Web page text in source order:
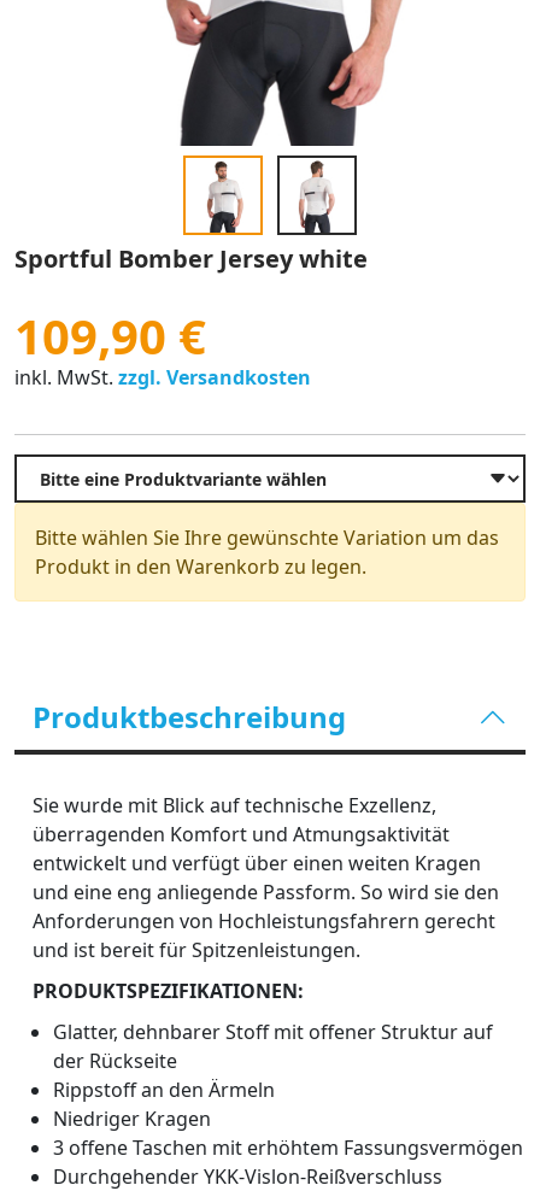
Sportful Bomber Jersey white
109,90 €
inkl. MwSt. zzgl. Versandkosten
Bitte wählen Sie Ihre gewünschte Variation um das
Produkt in den Warenkorb zu legen.
Produktbeschreibung
Sie wurde mit Blick auf technische Exzellenz,
überragenden Komfort und Atmungsaktivität
entwickelt und verfügt über einen weiten Kragen
und eine eng anliegende Passform. So wird sie den
Anforderungen von Hochleistungsfahrern gerecht
und ist bereit für Spitzenleistungen.
PRODUKTSPEZIFIKATIONEN:
Glatter, dehnbarer Stoff mit offener Struktur auf
der Rückseite
Rippstoff an den Ärmeln
Niedriger Kragen
3 offene Taschen mit erhöhtem Fassungsvermögen
Durchgehender YKK-Vislon-Reißverschluss